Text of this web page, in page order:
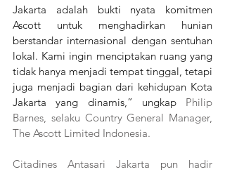
Jakarta adalah bukti nyata komitmen
Ascott untuk menghadirkan hunian
berstandar internasional dengan sentuhan
lokal. Kami ingin menciptakan ruang yang
tidak hanya menjadi tempat tinggal, tetapi
juga menjadi bagian dari kehidupan Kota
Jakarta yang dinamis,” ungkap Philip
Barnes, selaku Country General Manager,
The Ascott Limited Indonesia.
Citadines Antasari Jakarta pun hadir